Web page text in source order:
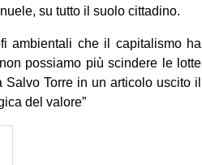
su tutto il suolo cittadino.
ambientali che il capitalismo ha
possiamo più scindere le lotte
Torre in un articolo uscito il
del valore”